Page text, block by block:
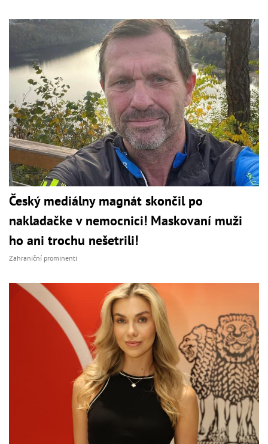
Český mediálny magnát skončil po
nakladačke v nemocnici! Maskovaní muži
ho ani trochu nešetrili!
Zahraniční prominenti